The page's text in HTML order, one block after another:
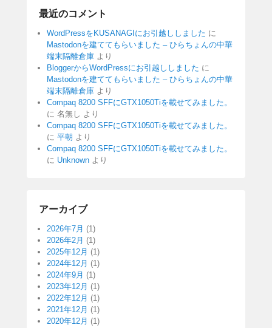
最近のコメント
WordPressをKUSANAGIにお引越ししました に
Mastodonを建ててもらいました – ひらちょんの中華
端末隔離倉庫 より
BloggerからWordPressにお引越ししました に
Mastodonを建ててもらいました – ひらちょんの中華
端末隔離倉庫 より
Compaq 8200 SFFにGTX1050Tiを載せてみました。
に 名無し より
Compaq 8200 SFFにGTX1050Tiを載せてみました。
に 平朝 より
Compaq 8200 SFFにGTX1050Tiを載せてみました。
に Unknown より
アーカイブ
2026年7月 (1)
2026年2月 (1)
2025年12月 (1)
2024年12月 (1)
2024年9月 (1)
2023年12月 (1)
2022年12月 (1)
2021年12月 (1)
2020年12月 (1)